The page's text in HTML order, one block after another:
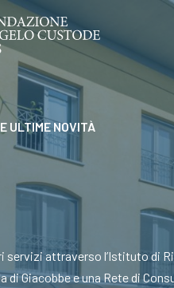
ULTIME NOVITÀ
servizi attraverso l’Istituto di
di Giacobbe e una Rete di